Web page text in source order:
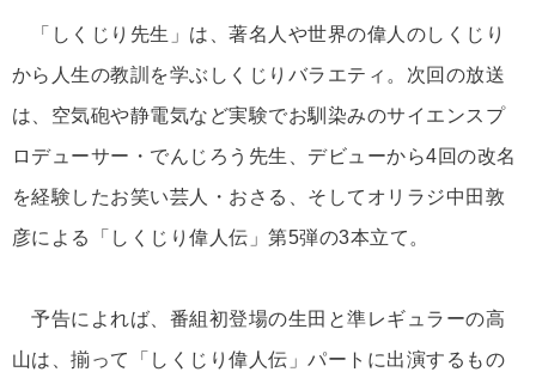
「しくじり先生」は、著名人や世界の偉人のしくじり
から人生の教訓を学ぶしくじりバラエティ。次回の放送
は、空気砲や静電気など実験でお馴染みのサイエンスプ
ロデューサー・でんじろう先生、デビューから4回の改名
を経験したお笑い芸人・おさる、そしてオリラジ中田敦
彦による「しくじり偉人伝」第5弾の3本立て。
予告によれば、番組初登場の生田と準レギュラーの高
山は、揃って「しくじり偉人伝」パートに出演するもの